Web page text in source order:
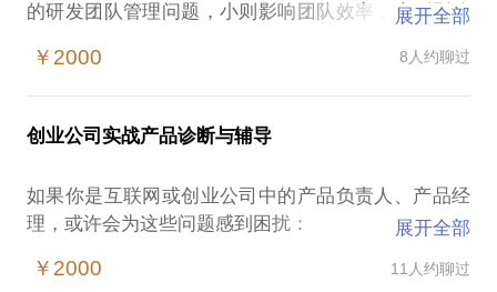
的研发团队管理问题，小则影响团队效率，大则影响
10个人、100人、几百人，你该怎么管？
如何识别有潜力的员工，该培养什么样的人才？
工程师怎么激励，靠程序员鼓励师吗？
管理者，怎么让产品理解技术的重要性，而不是一味
东西快点出来反复返工？这里面的平衡怎么做？
这些问题的背后其实都有答案。
展开全部
￥2000 8人约聊过
创业公司实战产品诊断与辅导
如果你是互联网或创业公司中的产品负责人、产品经
理，或许会为这些问题感到困扰：
用户觉得我的产品不好用；
展开全部
￥2000 11人约聊过